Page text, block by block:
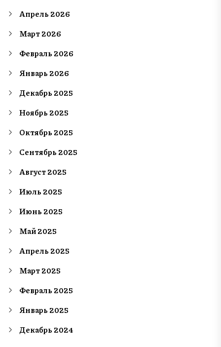
Апрель 2026
Март 2026
Февраль 2026
Январь 2026
Декабрь 2025
Ноябрь 2025
Октябрь 2025
Сентябрь 2025
Август 2025
Июль 2025
Июнь 2025
Май 2025
Апрель 2025
Март 2025
Февраль 2025
Январь 2025
Декабрь 2024